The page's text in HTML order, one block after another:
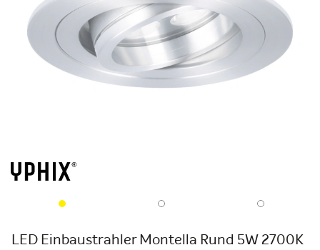
LED Einbaustrahler Montella Rund 5W 2700K